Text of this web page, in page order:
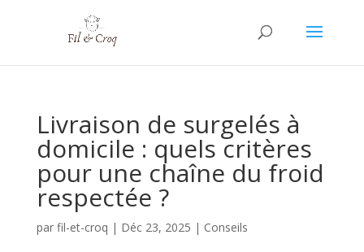
Livraison de surgelés à
domicile : quels critères
pour une chaîne du froid
respectée ?
par fil-et-croq | Déc 23, 2025 | Conseils